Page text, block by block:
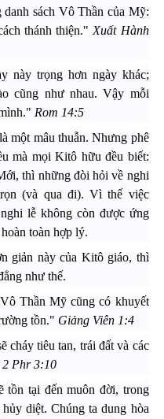
sách Vô Thần của Mỹ:
thánh thiện." Xuất Hành
này trọng hơn ngày khác;
cũng như nhau. Vậy mỗi
Rom 14:5
một mâu thuẫn. Nhưng phê
mà mọi Kitô hữu đều biết:
thì những đòi hỏi về nghi
(và qua đi). Vì thế việc
lễ không còn được ứng
toàn hợp lý.
giản này của Kitô giáo, thì
như thế.
Thần Mỹ cũng có khuyết
tồn." Giảng Viên 1:4
cháy tiêu tan, trái đất và các
2 Phr 3:10
tồn tại đến muôn đời, trong
diệt. Chúng ta dung hòa